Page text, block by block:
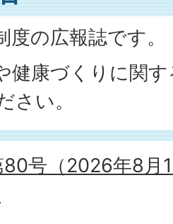
度の広報誌です。
健康づくりに関
さい。
号（2026年8月